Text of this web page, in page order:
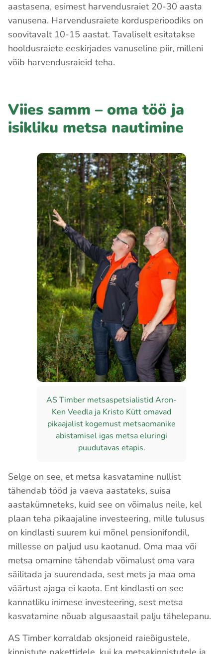
aastasena, esimest harvendusraiet 20-30 aasta
vanusena. Harvendusraiete kordusperioodiks on
soovitavalt 10-15 aastat. Tavaliselt esitatakse
hooldusraiete eeskirjades vanuseline piir, milleni
võib harvendusraieid teha.
Viies samm – oma töö ja
isikliku metsa nautimine
AS Timber metsaspetsialistid Aron-
Ken Veedla ja Kristo Kütt omavad
pikaajalist kogemust metsaomanike
abistamisel igas metsa eluringi
puudutavas etapis.
Selge on see, et metsa kasvatamine nullist
tähendab tööd ja vaeva aastateks, suisa
aastakümneteks, kuid see on võimalus neile, kel
plaan teha pikaajaline investeering, mille tulusus
on kindlasti suurem kui mõnel pensionifondil,
millesse on paljud usu kaotanud. Oma maa või
metsa omamine tähendab võimalust oma vara
säilitada ja suurendada, sest mets ja maa oma
väärtust ajaga ei kaota. Ent kindlasti on see
kannatliku inimese investeering, sest metsa
kasvatamine nõuab algusaastail palju tähelepanu.
AS Timber korraldab oksjoneid raieõigustele,